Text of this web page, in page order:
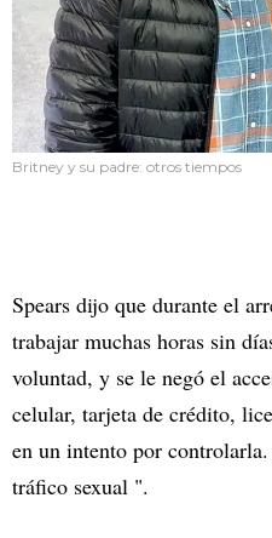
Britney y su padre: otros tiempos
Spears dijo que durante el
trabajar muchas horas sin
voluntad, y se le negó el
celular, tarjeta de crédito,
en un intento por
tráfico sexual ".